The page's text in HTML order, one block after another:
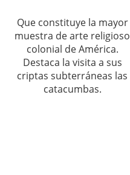
Que constituye la mayor
muestra de arte religioso
colonial de América.
Destaca la visita a sus
criptas subterráneas las
catacumbas.